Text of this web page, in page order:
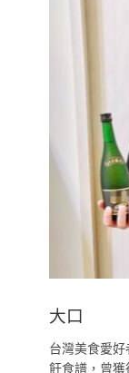
大口
台灣美食愛
飪食譜，曾